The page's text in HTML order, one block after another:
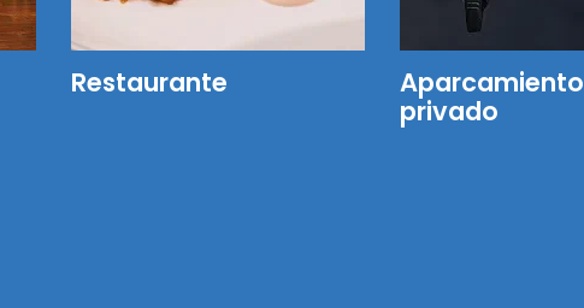
Restaurante
Aparcamiento
privado